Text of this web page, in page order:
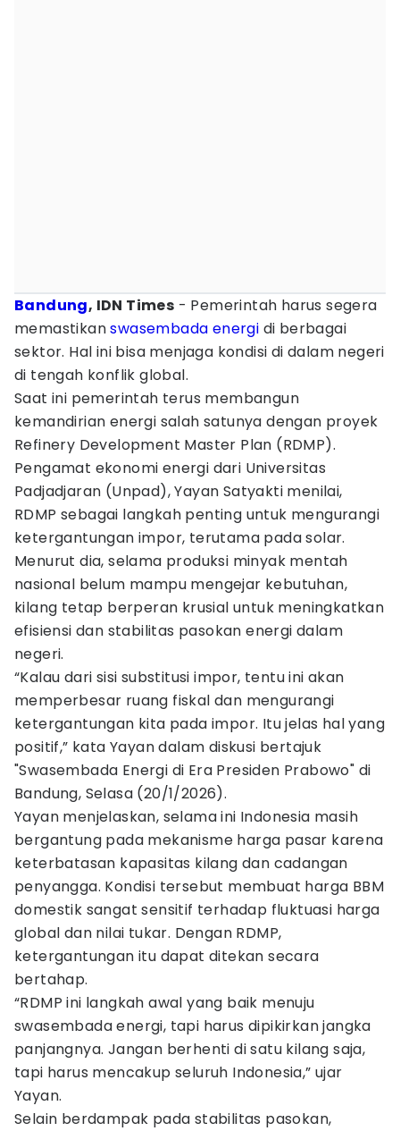
Bandung, IDN Times - Pemerintah harus segera
memastikanswasembada energi di berbagai
sektor. Hal ini bisa menjaga kondisi di dalam negeri
di tengah konflik global.
Saat ini pemerintah terus membangun
kemandirian energi salah satunya dengan proyek
Refinery Development Master Plan (RDMP).
Pengamat ekonomi energi dari Universitas
Padjadjaran (Unpad), Yayan Satyakti menilai,
RDMP sebagai langkah penting untuk mengurangi
ketergantungan impor, terutama pada solar.
Menurut dia, selama produksi minyak mentah
nasional belum mampu mengejar kebutuhan,
kilang tetap berperan krusial untuk meningkatkan
efisiensi dan stabilitas pasokan energi dalam
negeri.
“Kalau dari sisi substitusi impor, tentu ini akan
memperbesar ruang fiskal dan mengurangi
ketergantungan kita pada impor. Itu jelas hal yang
positif,” kata Yayan dalam diskusi bertajuk
"Swasembada Energi di Era Presiden Prabowo" di
Bandung, Selasa (20/1/2026).
Yayan menjelaskan, selama ini Indonesia masih
bergantung pada mekanisme harga pasar karena
keterbatasan kapasitas kilang dan cadangan
penyangga. Kondisi tersebut membuat harga BBM
domestik sangat sensitif terhadap fluktuasi harga
global dan nilai tukar. Dengan RDMP,
ketergantungan itu dapat ditekan secara
bertahap.
“RDMP ini langkah awal yang baik menuju
swasembada energi, tapi harus dipikirkan jangka
panjangnya. Jangan berhenti di satu kilang saja,
tapi harus mencakup seluruh Indonesia,” ujar
Yayan.
Selain berdampak pada stabilitas pasokan,